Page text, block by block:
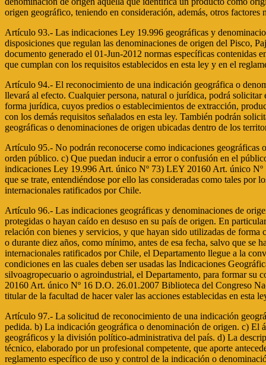
origen geográfico, teniendo en consideración, además, otros
Artículo 93.- Las indicaciones Ley 19.996 geográficas y
disposiciones que regulan las denominaciones de origen del Pisco,
documento generado el 01-Jun-2012 normas específicas
que cumplan con los requisitos establecidos en esta ley y en el
Artículo 94.- El reconocimiento de una indicación geográfica o
llevará al efecto. Cualquier persona, natural o jurídica, podrá
forma jurídica, cuyos predios o establecimientos de extracción,
con los demás requisitos señalados en esta ley. También podrán
geográficas o denominaciones de origen ubicadas dentro de los
Artículo 95.- No podrán reconocerse como indicaciones geográficas
orden público. c) Que puedan inducir a error o confusión en el
indicaciones Ley 19.996 Art. único Nº 73) LEY 20160 Art. único
que se trate, entendiéndose por ello las consideradas como tales
internacionales ratificados por Chile.
Artículo 96.- Las indicaciones geográficas y denominaciones de
protegidas o hayan caído en desuso en su país de origen. En
relación con bienes y servicios, y que hayan sido utilizadas de
o durante diez años, como mínimo, antes de esa fecha, salvo que
internacionales ratificados por Chile, el Departamento llegue a la
condiciones en las cuales deben ser usadas las Indicaciones
silvoagropecuario o agroindustrial, el Departamento, para formar
20160 Art. único Nº 16 D.O. 26.01.2007 Biblioteca del Congreso
titular de la facultad de hacer valer las acciones establecidas en esta
Artículo 97.- La solicitud de reconocimiento de una indicación
pedida. b) La indicación geográfica o denominación de origen. c) El
geográficos y la división político-administrativa del país. d) La
técnico, elaborado por un profesional competente, que aporte
reglamento específico de uso y control de la indicación o